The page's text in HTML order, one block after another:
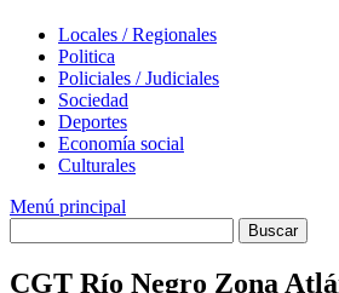
Locales / Regionales
Politica
Policiales / Judiciales
Sociedad
Deportes
Economía social
Culturales
Menú principal
CGT Río Negro Zona